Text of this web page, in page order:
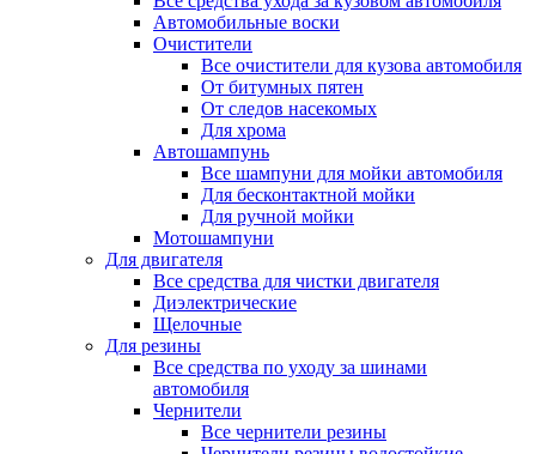
Автомобильные воски
Очистители
Все очистители для кузова автомобиля
От битумных пятен
От следов насекомых
Для хрома
Автошампунь
Все шампуни для мойки автомобиля
Для бесконтактной мойки
Для ручной мойки
Мотошампуни
Для двигателя
Все средства для чистки двигателя
Диэлектрические
Щелочные
Для резины
Все средства по уходу за шинами
автомобиля
Чернители
Все чернители резины